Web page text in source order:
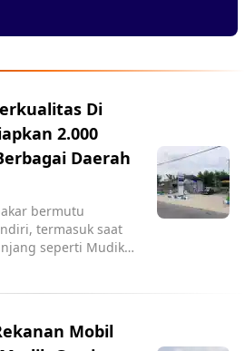
Realtime
Di
2.000
Daerah
bermutu
termasuk saat
seperti Mudik
Mobil